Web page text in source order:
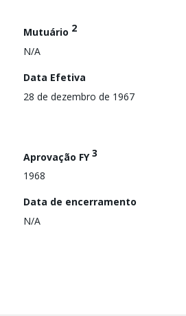
Mutuário 2
N/A
Data Efetiva
28 de dezembro de 1967
Aprovação FY3
1968
Data de encerramento
N/A